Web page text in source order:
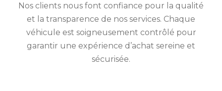
Nos clients nous font confiance pour la qualité
et la transparence de nos services. Chaque
véhicule est soigneusement contrôlé pour
garantir une expérience d’achat sereine et
sécurisée.